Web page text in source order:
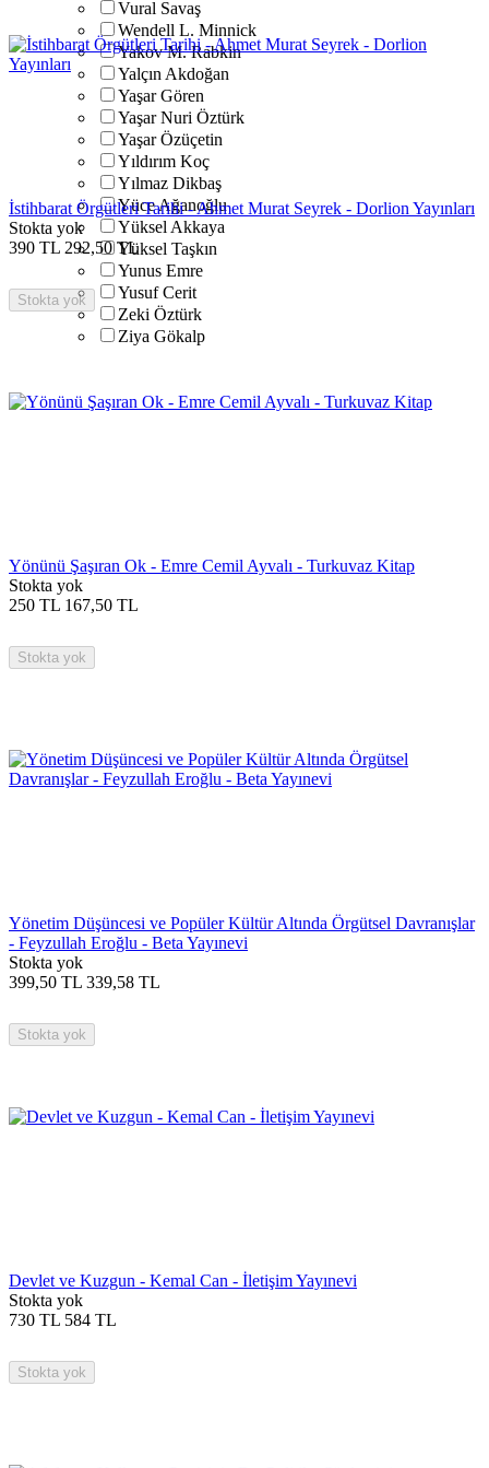
Vural Savaş
Wendell L. Minnick
Yakov M. Rabkin
Yalçın Akdoğan
Yaşar Gören
Yaşar Nuri Öztürk
Yaşar Özüçetin
Yıldırım Koç
Yılmaz Dikbaş
Yüce Ağanoğlu
Yüksel Akkaya
Yüksel Taşkın
Yunus Emre
Yusuf Cerit
Zeki Öztürk
Ziya Gökalp
İstihbarat Örgütleri Tarihi - Ahmet Murat Seyrek - Dorlion Yayınları
Stokta yok
390 TL 292,50 TL
Stokta yok
Yönünü Şaşıran Ok - Emre Cemil Ayvalı - Turkuvaz Kitap
Stokta yok
250 TL 167,50 TL
Stokta yok
Yönetim Düşüncesi ve Popüler Kültür Altında Örgütsel Davranışlar
- Feyzullah Eroğlu - Beta Yayınevi
Stokta yok
399,50 TL 339,58 TL
Stokta yok
Devlet ve Kuzgun - Kemal Can - İletişim Yayınevi
Stokta yok
730 TL 584 TL
Stokta yok